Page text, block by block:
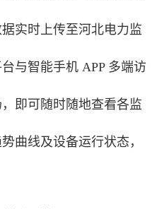
实时上传至河北电力监
与智能手机 APP 多端访
即可随时随地查看各监
曲线及设备运行状态，